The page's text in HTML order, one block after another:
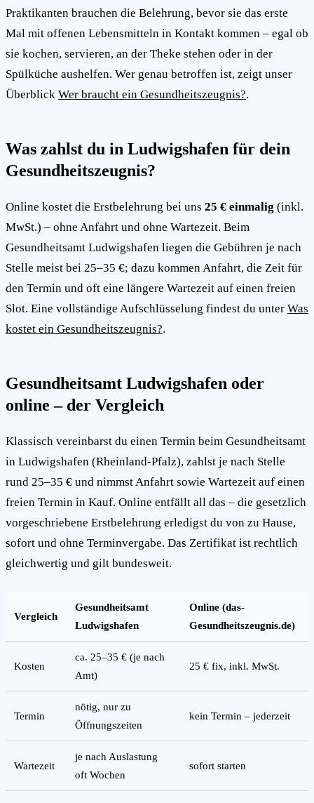
Praktikanten brauchen die Belehrung, bevor sie das erste
Mal mit offenen Lebensmitteln in Kontakt kommen – egal ob
sie kochen, servieren, an der Theke stehen oder in der
Spülküche aushelfen. Wer genau betroffen ist, zeigt unser
Überblick Wer braucht ein Gesundheitszeugnis?.
Was zahlst du in Ludwigshafen für dein
Gesundheitszeugnis?
Online kostet die Erstbelehrung bei uns 25 € einmalig (inkl.
MwSt.) – ohne Anfahrt und ohne Wartezeit. Beim
Gesundheitsamt Ludwigshafen liegen die Gebühren je nach
Stelle meist bei 25–35 €; dazu kommen Anfahrt, die Zeit für
den Termin und oft eine längere Wartezeit auf einen freien
Slot. Eine vollständige Aufschlüsselung findest du unter Was
kostet ein Gesundheitszeugnis?.
Gesundheitsamt Ludwigshafen oder
online – der Vergleich
Klassisch vereinbarst du einen Termin beim Gesundheitsamt
in Ludwigshafen (Rheinland-Pfalz), zahlst je nach Stelle
rund 25–35 € und nimmst Anfahrt sowie Wartezeit auf einen
freien Termin in Kauf. Online entfällt all das – die gesetzlich
vorgeschriebene Erstbelehrung erledigst du von zu Hause,
sofort und ohne Terminvergabe. Das Zertifikat ist rechtlich
gleichwertig und gilt bundesweit.
Vergleich
Gesundheitsamt
Ludwigshafen
Online (das-
Gesundheitszeugnis.de)
Kosten
ca. 25–35 € (je nach
Amt)
25 € fix, inkl. MwSt.
Termin
nötig, nur zu
Öffnungszeiten
kein Termin – jederzeit
Wartezeit
je nach Auslastung
oft Wochen
sofort starten